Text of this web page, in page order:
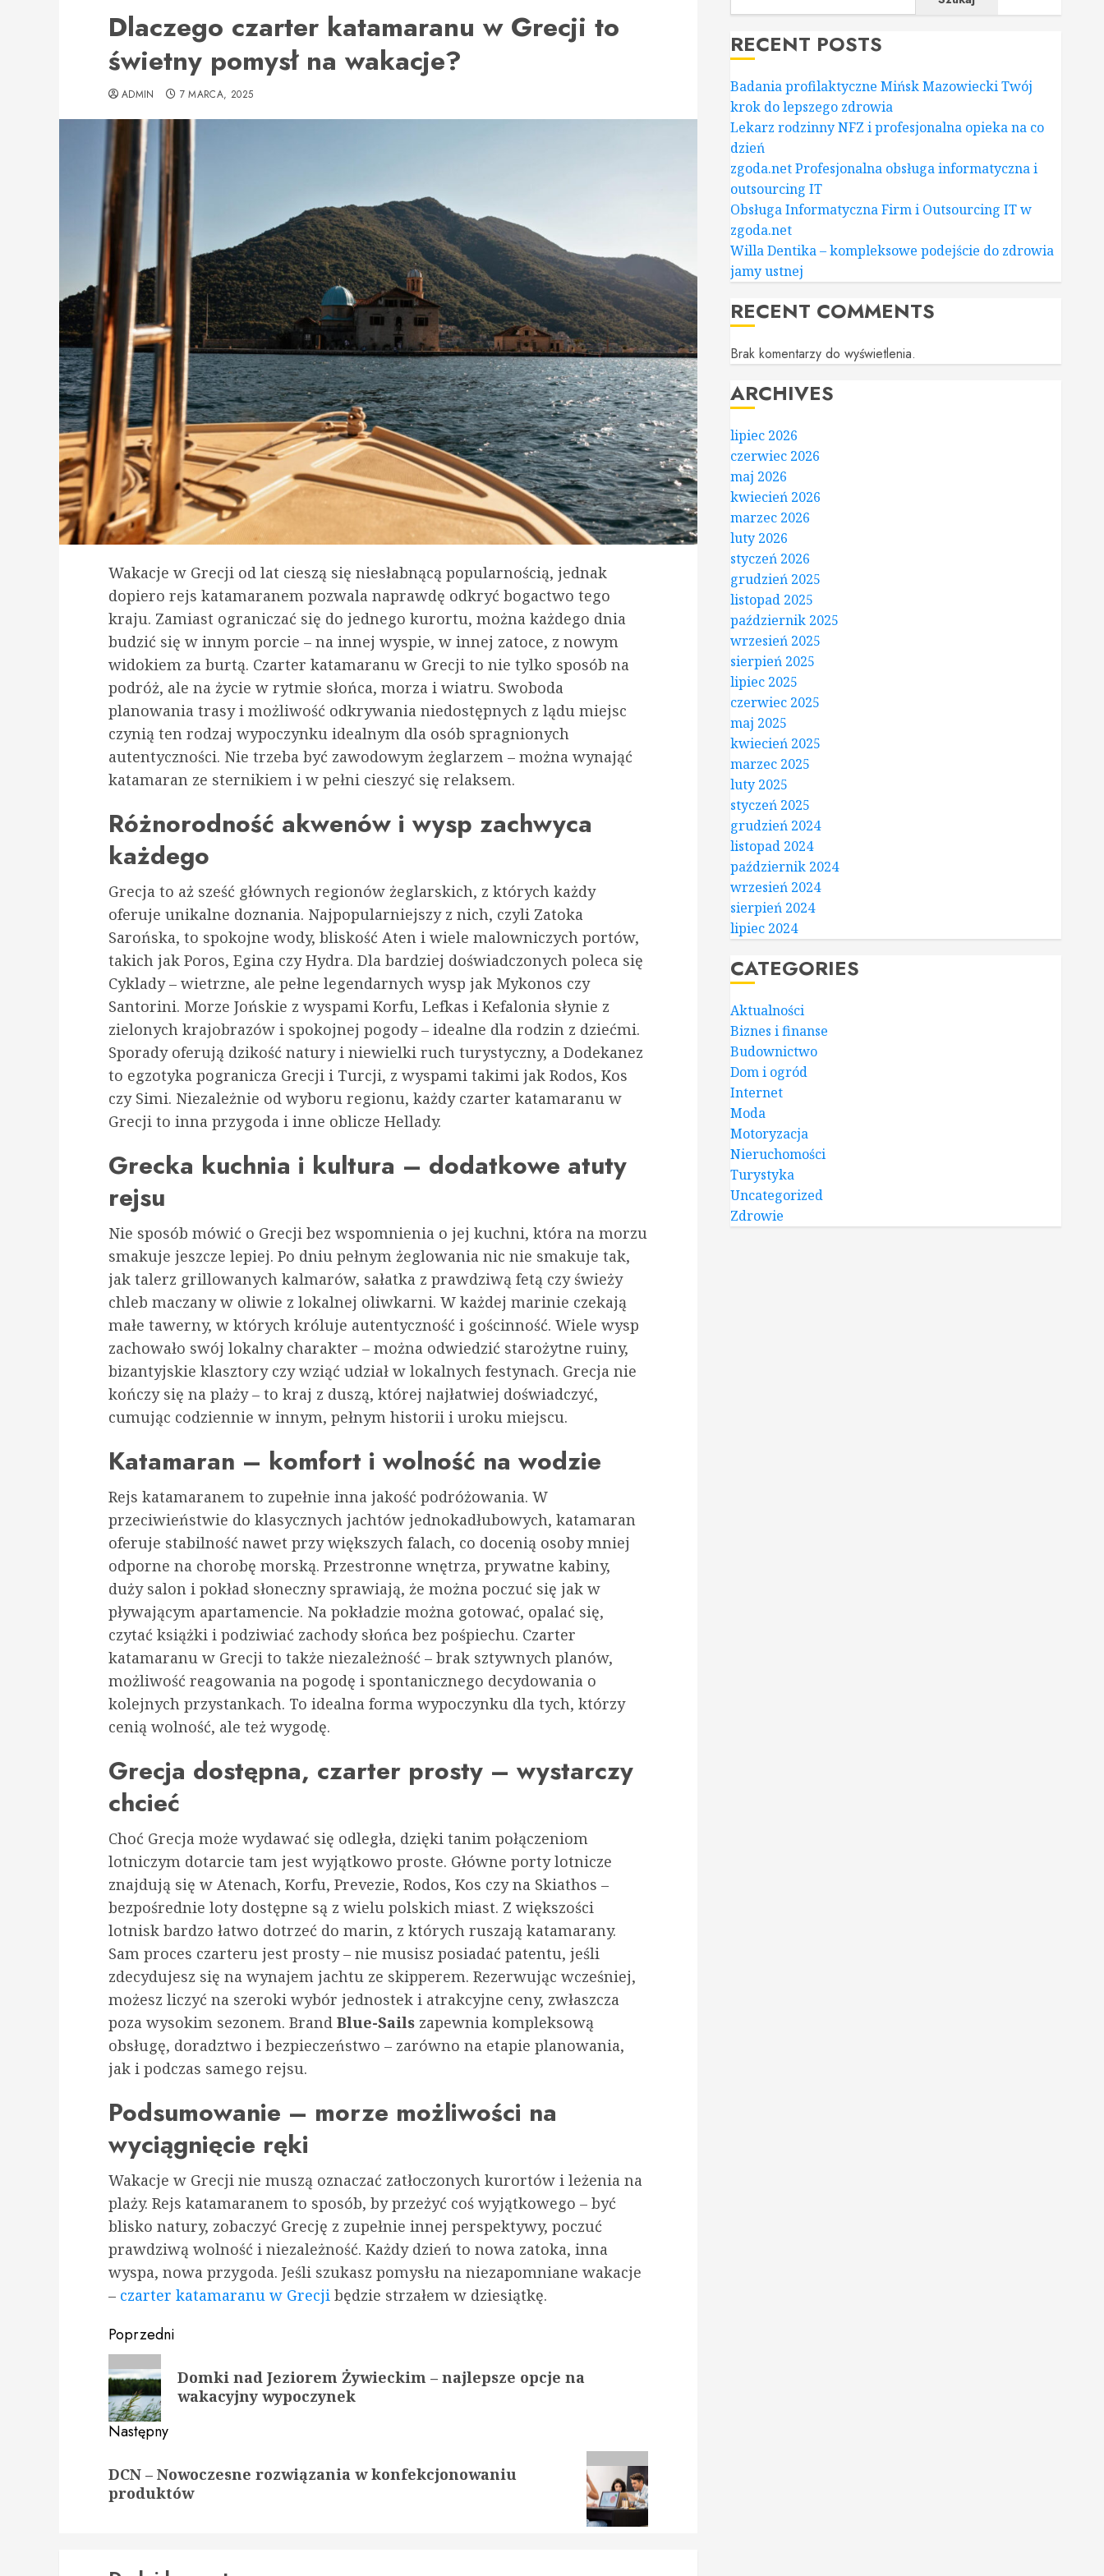
Dlaczego czarter katamaranu w Grecji to
świetny pomysł na wakacje?
ADMIN 7 MARCA, 2025
Wakacje w Grecji od lat cieszą się niesłabnącą popularnością, jednak
dopiero rejs katamaranem pozwala naprawdę odkryć bogactwo tego
kraju. Zamiast ograniczać się do jednego kurortu, można każdego dnia
budzić się w innym porcie – na innej wyspie, w innej zatoce, z nowym
widokiem za burtą. Czarter katamaranu w Grecji to nie tylko sposób na
podróż, ale na życie w rytmie słońca, morza i wiatru. Swoboda
planowania trasy i możliwość odkrywania niedostępnych z lądu miejsc
czynią ten rodzaj wypoczynku idealnym dla osób spragnionych
autentyczności. Nie trzeba być zawodowym żeglarzem – można wynająć
katamaran ze sternikiem i w pełni cieszyć się relaksem.
Różnorodność akwenów i wysp zachwyca
każdego
Grecja to aż sześć głównych regionów żeglarskich, z których każdy
oferuje unikalne doznania. Najpopularniejszy z nich, czyli Zatoka
Sarońska, to spokojne wody, bliskość Aten i wiele malowniczych portów,
takich jak Poros, Egina czy Hydra. Dla bardziej doświadczonych poleca się
Cyklady – wietrzne, ale pełne legendarnych wysp jak Mykonos czy
Santorini. Morze Jońskie z wyspami Korfu, Lefkas i Kefalonia słynie z
zielonych krajobrazów i spokojnej pogody – idealne dla rodzin z dziećmi.
Sporady oferują dzikość natury i niewielki ruch turystyczny, a Dodekanez
to egzotyka pogranicza Grecji i Turcji, z wyspami takimi jak Rodos, Kos
czy Simi. Niezależnie od wyboru regionu, każdy czarter katamaranu w
Grecji to inna przygoda i inne oblicze Hellady.
Grecka kuchnia i kultura – dodatkowe atuty
rejsu
Nie sposób mówić o Grecji bez wspomnienia o jej kuchni, która na morzu
smakuje jeszcze lepiej. Po dniu pełnym żeglowania nic nie smakuje tak,
jak talerz grillowanych kalmarów, sałatka z prawdziwą fetą czy świeży
chleb maczany w oliwie z lokalnej oliwkarni. W każdej marinie czekają
małe tawerny, w których króluje autentyczność i gościnność. Wiele wysp
zachowało swój lokalny charakter – można odwiedzić starożytne ruiny,
bizantyjskie klasztory czy wziąć udział w lokalnych festynach. Grecja nie
kończy się na plaży – to kraj z duszą, której najłatwiej doświadczyć,
cumując codziennie w innym, pełnym historii i uroku miejscu.
Katamaran – komfort i wolność na wodzie
Rejs katamaranem to zupełnie inna jakość podróżowania. W
przeciwieństwie do klasycznych jachtów jednokadłubowych, katamaran
oferuje stabilność nawet przy większych falach, co docenią osoby mniej
odporne na chorobę morską. Przestronne wnętrza, prywatne kabiny,
duży salon i pokład słoneczny sprawiają, że można poczuć się jak w
pływającym apartamencie. Na pokładzie można gotować, opalać się,
czytać książki i podziwiać zachody słońca bez pośpiechu. Czarter
katamaranu w Grecji to także niezależność – brak sztywnych planów,
możliwość reagowania na pogodę i spontanicznego decydowania o
kolejnych przystankach. To idealna forma wypoczynku dla tych, którzy
cenią wolność, ale też wygodę.
Grecja dostępna, czarter prosty – wystarczy
chcieć
Choć Grecja może wydawać się odległa, dzięki tanim połączeniom
lotniczym dotarcie tam jest wyjątkowo proste. Główne porty lotnicze
znajdują się w Atenach, Korfu, Prevezie, Rodos, Kos czy na Skiathos –
bezpośrednie loty dostępne są z wielu polskich miast. Z większości
lotnisk bardzo łatwo dotrzeć do marin, z których ruszają katamarany.
Sam proces czarteru jest prosty – nie musisz posiadać patentu, jeśli
zdecydujesz się na wynajem jachtu ze skipperem. Rezerwując wcześniej,
możesz liczyć na szeroki wybór jednostek i atrakcyjne ceny, zwłaszcza
poza wysokim sezonem. Brand Blue-Sails zapewnia kompleksową
obsługę, doradztwo i bezpieczeństwo – zarówno na etapie planowania,
jak i podczas samego rejsu.
Podsumowanie – morze możliwości na
wyciągnięcie ręki
Wakacje w Grecji nie muszą oznaczać zatłoczonych kurortów i leżenia na
plaży. Rejs katamaranem to sposób, by przeżyć coś wyjątkowego – być
blisko natury, zobaczyć Grecję z zupełnie innej perspektywy, poczuć
prawdziwą wolność i niezależność. Każdy dzień to nowa zatoka, inna
wyspa, nowa przygoda. Jeśli szukasz pomysłu na niezapomniane wakacje
– czarter katamaranu w Grecji będzie strzałem w dziesiątkę.
Zobacz
wpisy
Poprzedni
Poprzedni
wpis:
Domki nad Jeziorem Żywieckim – najlepsze opcje na
wakacyjny wypoczynek
Następny
wpis:
DCN – Nowoczesne rozwiązania w konfekcjonowaniu
produktów
RECENT POSTS
Badania profilaktyczne Mińsk Mazowiecki Twój
krok do lepszego zdrowia
Lekarz rodzinny NFZ i profesjonalna opieka na co
dzień
zgoda.net Profesjonalna obsługa informatyczna i
outsourcing IT
Obsługa Informatyczna Firm i Outsourcing IT w
zgoda.net
Willa Dentika – kompleksowe podejście do zdrowia
jamy ustnej
RECENT COMMENTS
Brak komentarzy do wyświetlenia.
ARCHIVES
lipiec 2026
czerwiec 2026
maj 2026
kwiecień 2026
marzec 2026
luty 2026
styczeń 2026
grudzień 2025
listopad 2025
październik 2025
wrzesień 2025
sierpień 2025
lipiec 2025
czerwiec 2025
maj 2025
kwiecień 2025
marzec 2025
luty 2025
styczeń 2025
grudzień 2024
listopad 2024
październik 2024
wrzesień 2024
sierpień 2024
lipiec 2024
CATEGORIES
Aktualności
Biznes i finanse
Budownictwo
Dom i ogród
Internet
Moda
Motoryzacja
Nieruchomości
Turystyka
Uncategorized
Zdrowie